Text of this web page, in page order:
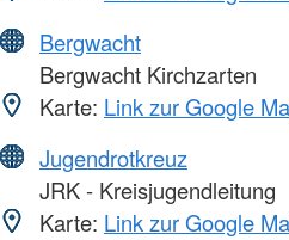
Bergwacht
Bergwacht Kirchzarten
Karte: Link zur Google
Jugendrotkreuz
JRK - Kreisjugendleitung
Karte: Link zur Google